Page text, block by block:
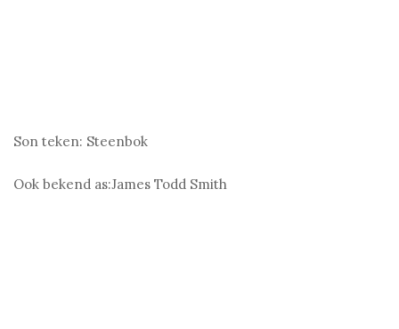
Son teken: Steenbok
Ook bekend as:James Todd Smith